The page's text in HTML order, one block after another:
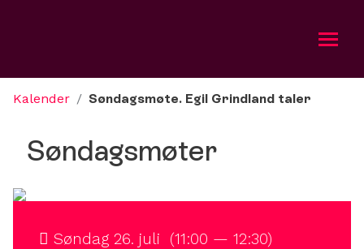
Aktuelt
Kalender
Kalender / Søndagsmøte. Egil Grindland taler
Søndagsmøter
Søndag 26. juli (11:00 — 12:30)